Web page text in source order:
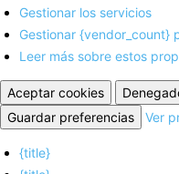
Gestionar los servicios
Gestionar {vendor_count}
Leer más sobre estos
Aceptar cookies
Guardar preferencias
Ver
{title}